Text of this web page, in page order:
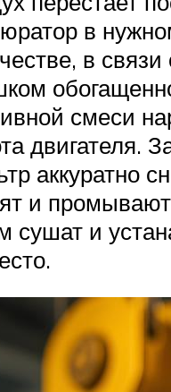
в
в
смеси
двигателя.
аккуратно
и
сушат и